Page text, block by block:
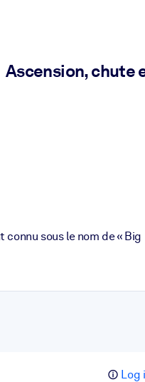
to improve outputs.
Ascension, chute
connu sous le nom de «
Log